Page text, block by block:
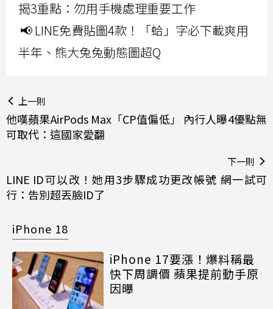
揭3重點：勿用手機處理重要工作
📢 LINE免費貼圖4款！「蛤」字必下載爽用
半年、熊大兔兔動態圖超Q
上一則
他嘆蘋果AirPods Max「CP值偏低」 內行人曝4優點無
可取代：這國家愛翻
下一則
LINE ID可以改！她用3步驟成功更改帳號 網一試可
行：告別超丟臉ID了
iPhone 18
iPhone 17要漲！爆料稱最
快下周調價 蘋果提前動手原
因曝